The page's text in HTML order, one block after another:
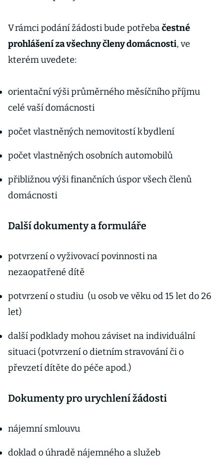
V rámci podání žádosti bude potřebačestné
prohlášení za všechny členy domácnosti, ve
kterém uvedete:
orientační výši průměrného měsíčního příjmu
celé vaší domácnosti
počet vlastněných nemovitostí k bydlení
počet vlastněných osobních automobilů
přibližnou výši finančních úspor všech členů
domácnosti
Další dokumenty a formuláře
potvrzení o vyživovací povinnosti na
nezaopatřené dítě
potvrzení o studiu (u osob ve věku od 15 let do 26
let)
další podklady mohou záviset na individuální
situaci (potvrzení o dietním stravování či o
převzetí dítěte do péče apod.)
Dokumenty pro urychlení žádosti
nájemní smlouvu
doklad o úhradě nájemného a služeb